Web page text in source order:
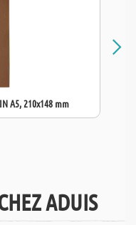
A5, 210x148 mm
ADUIS